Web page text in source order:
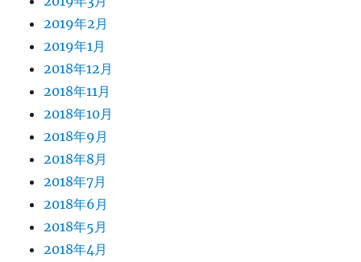
2019年2月
2019年1月
2018年12月
2018年11月
2018年10月
2018年9月
2018年8月
2018年7月
2018年6月
2018年5月
2018年4月